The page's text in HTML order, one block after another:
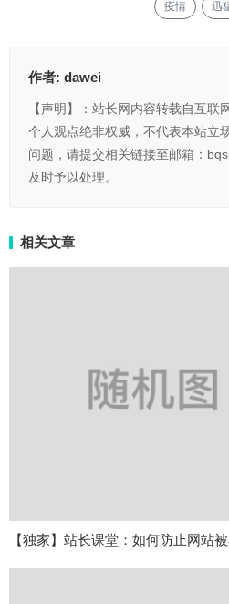
疫情 迅
作者: dawei
【声明】：站长网内容转载自互联
个人观点绝非权威，不代表本站立
问题，请提交相关链接至邮箱：
及时予以处理。
相关文章
【独家】站长课堂：如何防止网站